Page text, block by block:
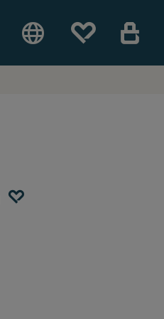
bewertungen: